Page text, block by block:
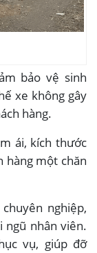
bảo vệ sinh
xe không gây
hàng.
ái, kích thước
hàng một chăn
nghiệp,
ngũ nhân viên.
vụ, giúp đỡ